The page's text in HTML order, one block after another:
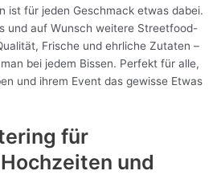
ist für jeden Geschmack etwas dabei.
und auf Wunsch weitere Streetfood-
Frische und ehrliche Zutaten –
bei jedem Bissen. Perfekt für alle,
und ihrem Event das gewisse Etwas
für
und